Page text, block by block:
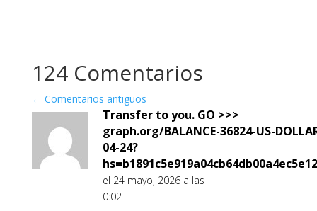
124 Comentarios
← Comentarios antiguos
Transfer to you. GO >>>
graph.org/BALANCE-36824-US-
04-24?
el 24 mayo, 2026 a las
0:02